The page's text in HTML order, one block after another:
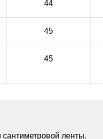
44
45
45
ленты.